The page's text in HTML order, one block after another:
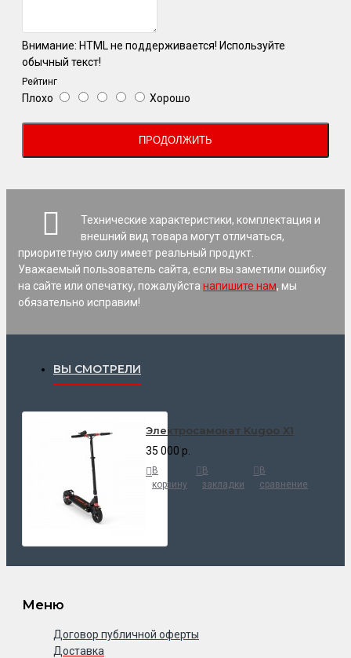
Внимание: HTML не поддерживается! Используйте
обычный текст!
Рейтинг
Плохо Хорошо
ПРОДОЛЖИТЬ
Технические характеристики, комплектация и
внешний вид товара могут отличаться,
приоритетную силу имеет реальный продукт.
Уважаемый пользователь сайта, если вы заметили ошибку
на сайте или опечатку, пожалуйста напишите нам, мы
обязательно исправим!
ВЫ СМОТРЕЛИ
Электросамокат Kugoo X1
35 000 р.
В
корзину
В
закладки
В
сравнение
Меню
Договор публичной оферты
Доставка